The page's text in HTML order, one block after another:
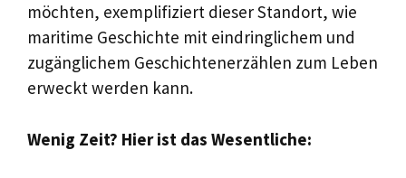
möchten, exemplifiziert dieser Standort, wie
maritime Geschichte mit eindringlichem und
zugänglichem Geschichtenerzählen zum Leben
erweckt werden kann.
Wenig Zeit? Hier ist das Wesentliche: